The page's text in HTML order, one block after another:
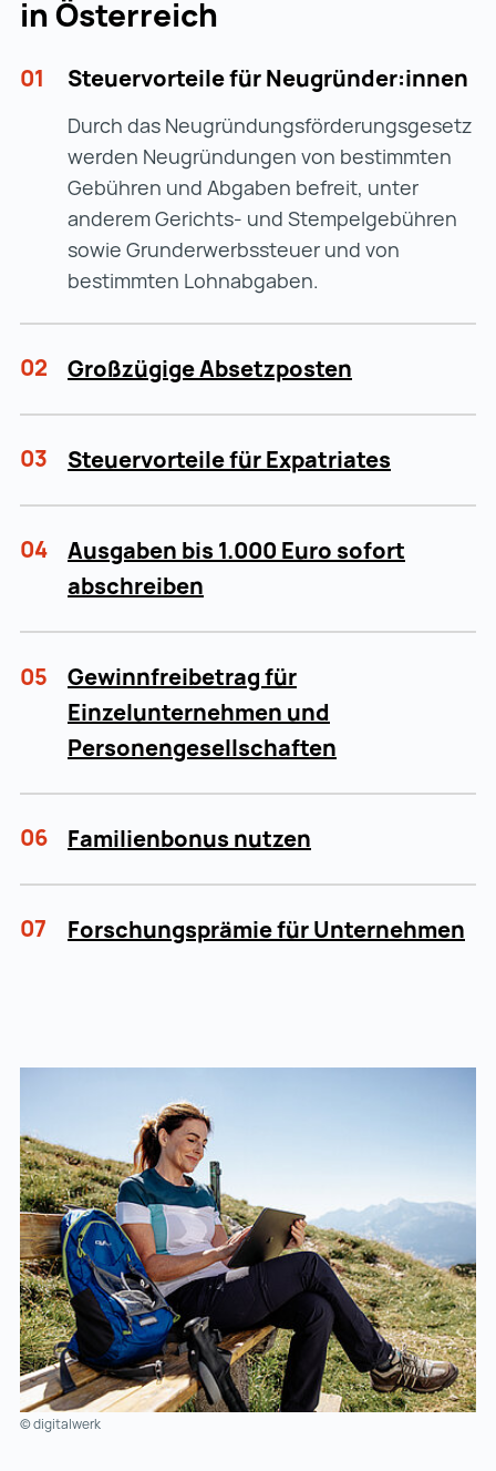
in Österreich
01 Steuervorteile für Neugründer:innen
Durch das Neugründungsförderungsgesetz
werden Neugründungen von bestimmten
Gebühren und Abgaben befreit, unter
anderem Gerichts- und Stempelgebühren
sowie Grunderwerbssteuer und von
bestimmten Lohnabgaben.
02 Großzügige Absetzposten
03 Steuervorteile für Expatriates
04
Ausgaben bis 1.000 Euro sofort
abschreiben
05
Gewinnfreibetrag für
Einzelunternehmen und
Personengesellschaften
06 Familienbonus nutzen
07 Forschungsprämie für Unternehmen
© digitalwerk